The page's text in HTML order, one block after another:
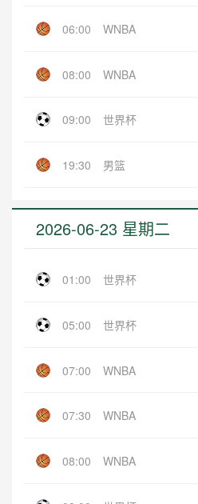
06:00 WNBA
08:00 WNBA
09:00 世界杯
19:30 男篮
2026-06-23 星期二
01:00 世界杯
05:00 世界杯
07:00 WNBA
07:30 WNBA
08:00 WNBA